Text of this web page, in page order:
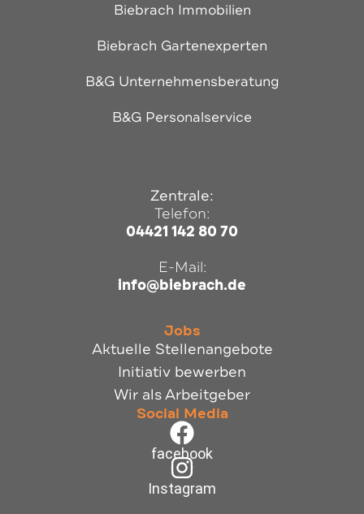
Biebrach Immobilien
Biebrach Gartenexperten
B&G Unternehmensberatung
B&G Personalservice
Zentrale:
Telefon:
04421 142 80 70
E-Mail:
info@biebrach.de
Jobs
Aktuelle Stellenangebote
Initiativ bewerben
Wir als Arbeitgeber
Social Media
facebook
Instagram